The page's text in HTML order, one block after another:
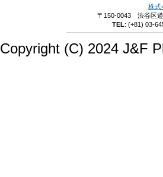
株式
〒150-0043 渋谷区
TEL: (+81) 03-
Copyright (C) 2024 J&F